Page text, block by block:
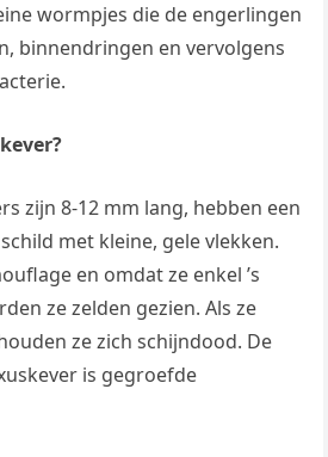
wormpjes die de engerlingen
binnendringen en vervolgens
zijn 8-12 mm lang, hebben een
met kleine, gele vlekken.
en omdat ze enkel ’s
ze zelden gezien. Als ze
ze zich schijndood. De
is gegroefde